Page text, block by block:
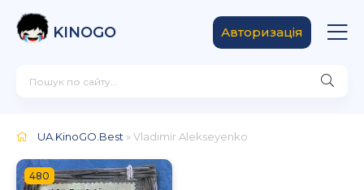
KINOGO Авторизація
UA.KinoGO.Best » Vladimir Alekseyenko
480